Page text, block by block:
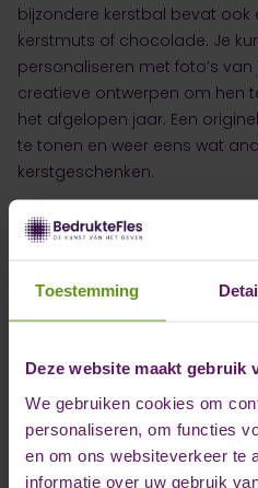
Toestemming
Deze website maakt gebruik
We gebruiken cookies om
personaliseren, om functies
en om ons websiteverkeer te
informatie over uw gebruik
bijzondere kerstbal bevat ook
kerstmuts of chocolade. Je
personaliseren met foto’s
creatieve ontwerpen om hen
het afgelopen jaar. Een
te tonen en weer eens wat
kerstgeschenken.
Start met ontwerpen